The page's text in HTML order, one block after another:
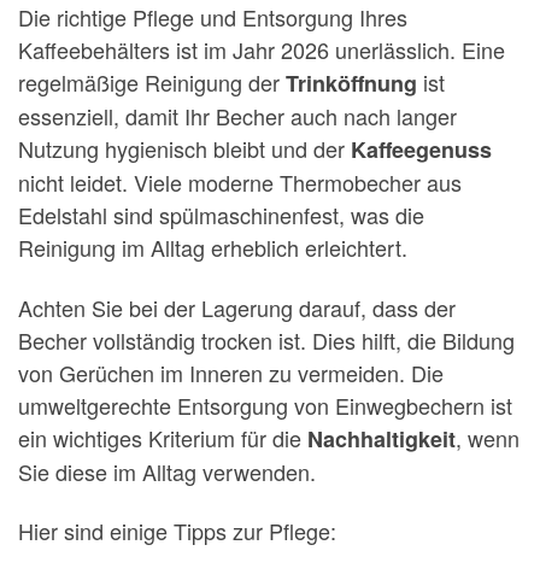
Die richtige Pflege und Entsorgung Ihres
Kaffeebehälters ist im Jahr 2026 unerlässlich. Eine
regelmäßige Reinigung derTrinköffnung ist
essenziell, damit Ihr Becher auch nach langer
Nutzung hygienisch bleibt und der Kaffeegenuss
nicht leidet. Viele moderne Thermobecher aus
Edelstahl sind spülmaschinenfest, was die
Reinigung im Alltag erheblich erleichtert.
Achten Sie bei der Lagerung darauf, dass der
Becher vollständig trocken ist. Dies hilft, die Bildung
von Gerüchen im Inneren zu vermeiden. Die
umweltgerechte Entsorgung von Einwegbechern ist
ein wichtiges Kriterium für die Nachhaltigkeit, wenn
Sie diese im Alltag verwenden.
Hier sind einige Tipps zur Pflege: